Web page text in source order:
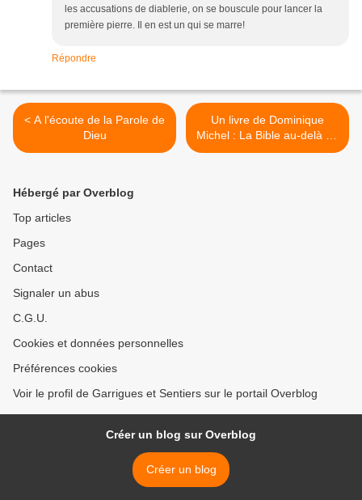
les accusations de diablerie, on se bouscule pour lancer la
première pierre. Il en est un qui se marre!
Répondre
< A l'écoute de la Parole de
Dieu
Un livre de Dominique
Michel : La Bible au-delà de
la religion >
Hébergé par Overblog
Top articles
Pages
Contact
Signaler un abus
C.G.U.
Cookies et données personnelles
Préférences cookies
Voir le profil de Garrigues et Sentiers sur le portail Overblog
Créer un blog sur Overblog
Créer un blog